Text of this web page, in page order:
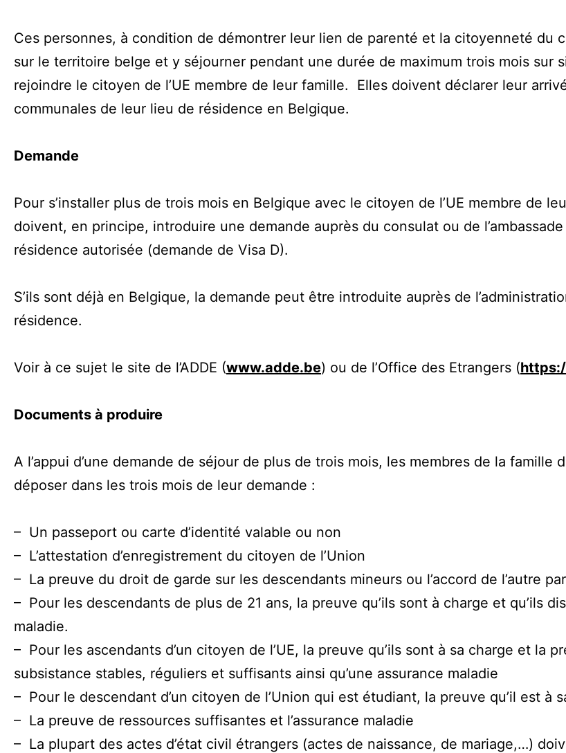
Ces personnes, à condition de démontrer leur lien de parenté et la citoyenneté du
sur le territoire belge et y séjourner pendant une durée de maximum trois mois sur
rejoindre le citoyen de l’UE membre de leur famille. Elles doivent déclarer leur
communales de leur lieu de résidence en Belgique.
Demande
Pour s’installer plus de trois mois en Belgique avec le citoyen de l’UE membre de
doivent, en principe, introduire une demande auprès du consulat ou de
résidence autorisée (demande de Visa D).
S’ils sont déjà en Belgique, la demande peut être introduite auprès de
résidence.
Voir à ce sujet le site de l’ADDE (www.adde.be) ou de l’Office des Etrangers (
Documents à produire
A l’appui d’une demande de séjour de plus de trois mois, les membres de la famille
déposer dans les trois mois de leur demande :
– Un passeport ou carte d’identité valable ou non
– L’attestation d’enregistrement du citoyen de l’Union
– La preuve du droit de garde sur les descendants mineurs ou l’accord de l’autre
– Pour les descendants de plus de 21 ans, la preuve qu’ils sont à charge et qu’ils
maladie.
– Pour les ascendants d’un citoyen de l’UE, la preuve qu’ils sont à sa charge et la
subsistance stables, réguliers et suffisants ainsi qu’une assurance maladie
– Pour le descendant d’un citoyen de l’Union qui est étudiant, la preuve qu’il est à
– La preuve de ressources suffisantes et l’assurance maladie
– La plupart des actes d’état civil étrangers (actes de naissance, de mariage,…)